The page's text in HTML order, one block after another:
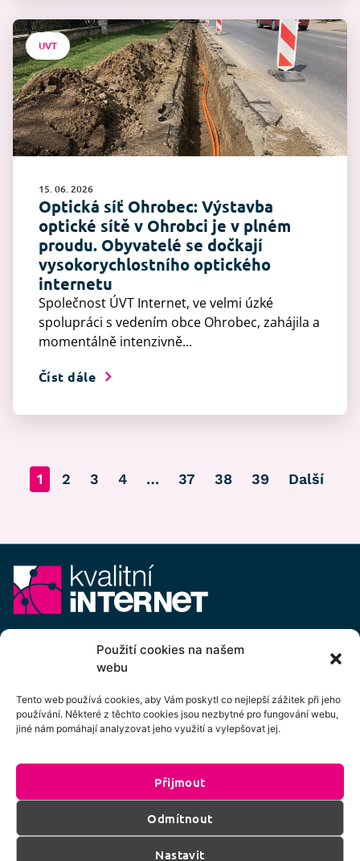
Použití cookies na našem
webu
Tento web používá cookies, aby Vám poskytl co nejlepší zážitek při jeho
používání. Některé z těchto cookies jsou nezbytné pro fungování webu,
jiné nám pomáhají analyzovat jeho využití a vylepšovat jej.
Přijmout
Odmítnout
Nastavit
UVT
15. 06. 2026
Optická síť Ohrobec: Výstavba
optické sítě v Ohrobci je v plném
proudu. Obyvatelé se dočkají
vysokorychlostního optického
internetu
Společnost ÚVT Internet, ve velmi úzké
spolupráci s vedením obce Ohrobec, zahájila a
momentálně intenzivně...
Číst dále
1 2 3 4 … 37 38 39 Další
info@kvalitni-internet.cz
pobočného spolku Kvalitní internet ICTP, z.s.
Cenový výměr pobočného spolku Kvalitní internet ICTP, z.s.
Přihlášení k odběru newsletteru
Kliknutím na tlačítko souhlasíte se zpracováním
os. údajů dle podmínek uvedených